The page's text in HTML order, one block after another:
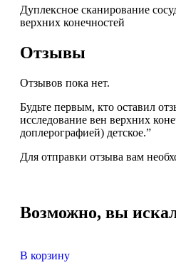
Дуплексное сканирование
верхних конечностей
Отзывы
Отзывов пока нет.
Будьте первым, кто оставил
исследование вен верхних
доплерографией) детское.”
Для отправки отзыва вам
Возможно, вы
В корзину